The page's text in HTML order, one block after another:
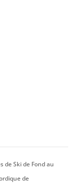
de Ski de Fond au
de